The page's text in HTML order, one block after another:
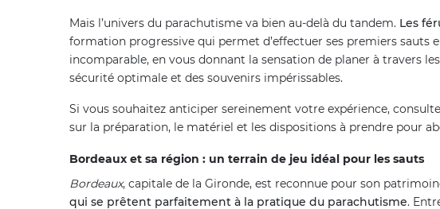
Mais l’univers du parachutisme va bien au-delà du tandem. Les
formation progressive qui permet d’effectuer ses premiers sauts
incomparable, en vous donnant la sensation de planer à travers
sécurité optimale et des souvenirs impérissables.
Si vous souhaitez anticiper sereinement votre expérience,
sur la préparation, le matériel et les dispositions à prendre pour
Bordeaux et sa région : un terrain de jeu idéal pour les sauts
Bordeaux, capitale de la Gironde, est reconnue pour son
qui se prêtent parfaitement à la pratique du parachutisme.